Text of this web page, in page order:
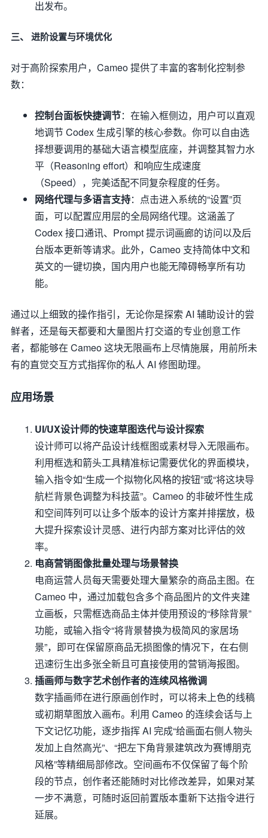
出发布。
三、 进阶设置与环境优化
对于高阶探索用户，Cameo 提供了丰富的客制化控制参
数：
控制台面板快捷调节：在输入框侧边，用户可以直观
地调节 Codex 生成引擎的核心参数。你可以自由选
择想要调用的基础大语言模型底座，并调整其智力水
平（Reasoning effort）和响应生成速度
（Speed），完美适配不同复杂程度的任务。
网络代理与多语言支持：点击进入系统的“设置”页
面，可以配置应用层的全局网络代理。这涵盖了
Codex 接口通讯、Prompt 提示词画廊的访问以及后
台版本更新等请求。此外，Cameo 支持简体中文和
英文的一键切换，国内用户也能无障碍畅享所有功
能。
通过以上细致的操作指引，无论你是探索 AI 辅助设计的尝
鲜者，还是每天都要和大量图片打交道的专业创意工作
者，都能够在 Cameo 这块无限画布上尽情施展，用前所未
有的直觉交互方式指挥你的私人 AI 修图助理。
应用场景
UI/UX设计师的快速草图迭代与设计探索
设计师可以将产品设计线框图或素材导入无限画布。
利用框选和箭头工具精准标记需要优化的界面模块，
输入指令如“生成一个拟物化风格的按钮”或“将这块导
航栏背景色调整为科技蓝”。Cameo 的非破坏性生成
和空间阵列可以让多个版本的设计方案并排摆放，极
大提升探索设计灵感、进行内部方案对比评估的效
率。
电商营销图像批量处理与场景替换
电商运营人员每天需要处理大量繁杂的商品主图。在
Cameo 中，通过加载包含多个商品图片的文件夹建
立画板，只需框选商品主体并使用预设的“移除背景”
功能，或输入指令“将背景替换为极简风的家居场
景”，即可在保留原商品无损图像的情况下，在右侧
迅速衍生出多张全新且可直接使用的营销海报图。
插画师与数字艺术创作者的连续风格微调
数字插画师在进行原画创作时，可以将未上色的线稿
或初期草图放入画布。利用 Cameo 的连续会话与上
下文记忆功能，逐步指挥 AI 完成“给画面右侧人物头
发加上自然高光”、“把左下角背景建筑改为赛博朋克
风格”等精细局部修改。空间画布不仅保留了每个阶
段的节点，创作者还能随时对比修改差异，如果对某
一步不满意，可随时返回前置版本重新下达指令进行
延展。